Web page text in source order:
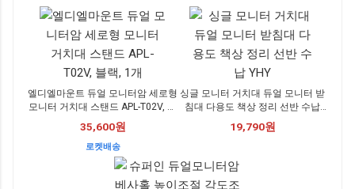
엘디엘마운트 듀얼 모니터암 세로형
모니터 거치대 스탠드 APL-T02V, 블
랙, 1개
35,600원
로켓배송
싱글 모니터 거치대 듀얼 모니터 받
침대 다용도 책상 정리 선반 수납
19,790원